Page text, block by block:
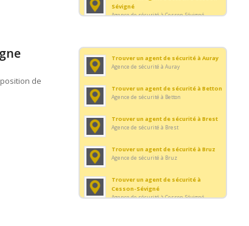
Sévigné
Agence de sécurité à Cesson-Sévigné
Agence de sécurité à Concarneau
Trouver un agent d’accueil à Dinan
Trouver un agent d’accueil à Dinard
Trouver un agent d’accueil à
Trouver un agent d’accueil à
Agence de sécurité à Fouesnant
Trouver un agent d’accueil à Fougères
de
Trouver un agent de sécurité à Auray
Agence de sécurité à Auray
Trouver un agent de sécurité à Betton
Agence de sécurité à Betton
Trouver un agent de sécurité à Brest
Agence de sécurité à Brest
Trouver un agent de sécurité à Bruz
Agence de sécurité à Bruz
Trouver un agent de sécurité à
Cesson-Sévigné
Agence de sécurité à Cesson-Sévigné